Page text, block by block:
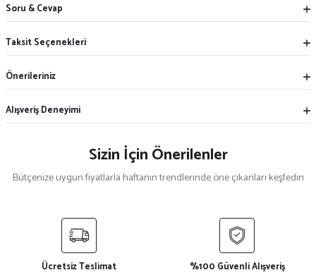
Soru & Cevap
Taksit Seçenekleri
Önerileriniz
Alışveriş Deneyimi
Sizin İçin Önerilenler
Bütçenize uygun fiyatlarla haftanın trendlerinde öne çıkanları keşfedin
Isabel Marant im 0080/S Geometrik Metal Kadın Güneş Gözlüğü
Ücretsiz Teslimat %100 Güvenli Alışveriş